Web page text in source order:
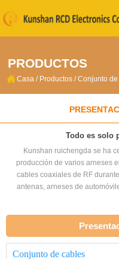
PRODUCTOS
 Casa / Productos /Conjunto
Todo es solo
Kunshan ruichengda se ha
producción de varios arneses
cables coaxiales de RF
antenas, arneses de
Conjunto de cables